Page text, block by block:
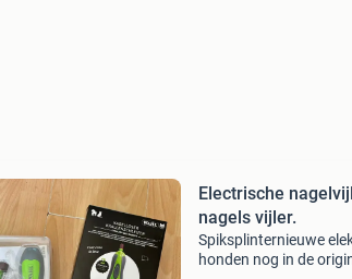
Electrische
nagels vijler.
Spiksplinternieuwe
honden nog in de